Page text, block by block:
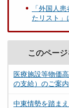
「外国人
たリスト」
このペー
医療施設等物価
の支給）のご案内
中東情勢を踏ま